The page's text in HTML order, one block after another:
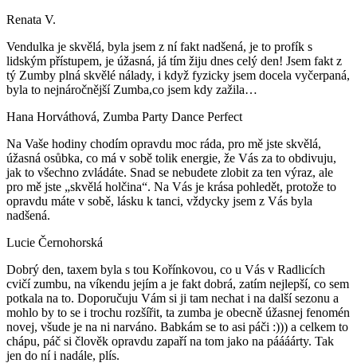
Renata V.
Vendulka je skvělá, byla jsem z ní fakt nadšená, je to profík s
lidským přístupem, je úžasná, já tím žiju dnes celý den! Jsem fakt z
tý Zumby plná skvělé nálady, i když fyzicky jsem docela vyčerpaná,
byla to nejnáročnější Zumba,co jsem kdy zažila…
Hana Horváthová, Zumba Party Dance Perfect
Na Vaše hodiny chodím opravdu moc ráda, pro mě jste skvělá,
úžasná osůbka, co má v sobě tolik energie, že Vás za to obdivuju,
jak to všechno zvládáte. Snad se nebudete zlobit za ten výraz, ale
pro mě jste „skvělá holčina“. Na Vás je krása pohledět, protože to
opravdu máte v sobě, lásku k tanci, vždycky jsem z Vás byla
nadšená.
Lucie Černohorská
Dobrý den, taxem byla s tou Kořínkovou, co u Vás v Radlicích
cvičí zumbu, na víkendu jejím a je fakt dobrá, zatím nejlepší, co sem
potkala na to. Doporučuju Vám si ji tam nechat i na další sezonu a
mohlo by to se i trochu rozšířit, ta zumba je obecně úžasnej fenomén
novej, všude je na ni narváno. Babkám se to asi páči :))) a celkem to
chápu, páč si člověk opravdu zapaří na tom jako na páááárty. Tak
jen do ní i nadále, plís.